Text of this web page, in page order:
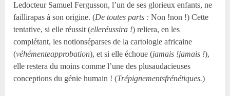
Ledocteur Samuel Fergusson, l’un de ses glorieux enfants, ne
faillirapas à son origine. (De toutes parts : Non !non !) Cette
tentative, si elle réussit (elleréussira !) reliera, en les
complétant, les notionséparses de la cartologie africaine
(véhémenteapprobation), et si elle échoue (jamais !jamais !),
elle restera du moins comme l’une des plusaudacieuses
conceptions du génie humain ! (Trépignementsfrénétiques.)